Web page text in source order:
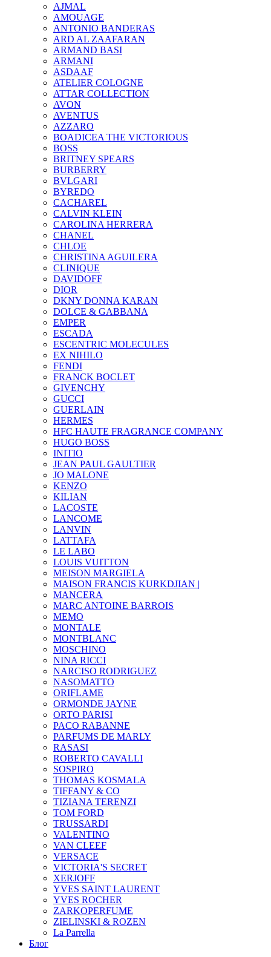
AJMAL
AMOUAGE
ANTONIO BANDERAS
ARD AL ZAAFARAN
ARMAND BASI
ARMANI
ASDAAF
ATELIER COLOGNE
ATTAR COLLECTION
AVON
AVENTUS
AZZARO
BOADICEA THE VICTORIOUS
BOSS
BRITNEY SPEARS
BURBERRY
BVLGARI
BYREDO
CACHAREL
CALVIN KLEIN
CAROLINA HERRERA
CHANEL
CHLOE
CHRISTINA AGUILERA
CLINIQUE
DAVIDOFF
DIOR
DKNY DONNA KARAN
DOLCE & GABBANA
EMPER
ESCADA
ESCENTRIC MOLECULES
EX NIHILO
FENDI
FRANCK BOCLET
GIVENCHY
GUCCI
GUERLAIN
HERMES
HFC HAUTE FRAGRANCE COMPANY
HUGO BOSS
INITIO
JEAN PAUL GAULTIER
JO MALONE
KENZO
KILIAN
LACOSTE
LANCOME
LANVIN
LATTAFA
LE LABO
LOUIS VUITTON
MEISON MARGIELA
MAISON FRANCIS KURKDJIAN |
MANCERA
MARC ANTOINE BARROIS
MEMO
MONTALE
MONTBLANC
MOSCHINO
NINA RICCI
NARCISO RODRIGUEZ
NASOMATTO
ORIFLAME
ORMONDE JAYNE
ORTO PARISI
PACO RABANNE
PARFUMS DE MARLY
RASASI
ROBERTO CAVALLI
SOSPIRO
THOMAS KOSMALA
TIFFANY & CO
TIZIANA TERENZI
TOM FORD
TRUSSARDI
VALENTINO
VAN CLEEF
VERSACE
VICTORIA'S SECRET
XERJOFF
YVES SAINT LAURENT
YVES ROCHER
ZARKOPERFUME
ZIELINSKI & ROZEN
La Parrella
Блог